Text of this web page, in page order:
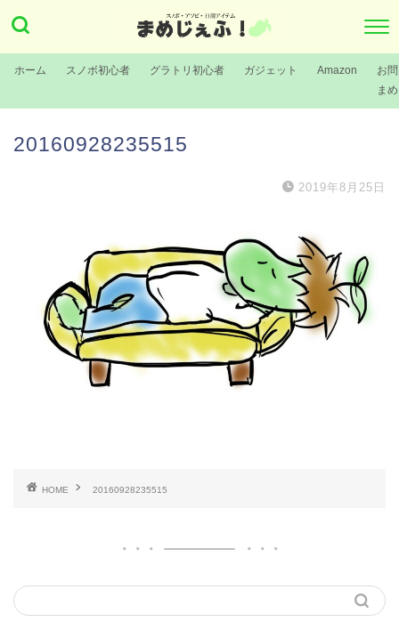
ホーム スノボ初心者 グラトリ初心者 ガジェット Amazon
お
ま
20160928235515
2019年8月25日
HOME 20160928235515